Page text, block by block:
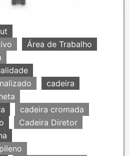
Área de Trabalho
cadeira
cadeira cromada
Cadeira Diretor